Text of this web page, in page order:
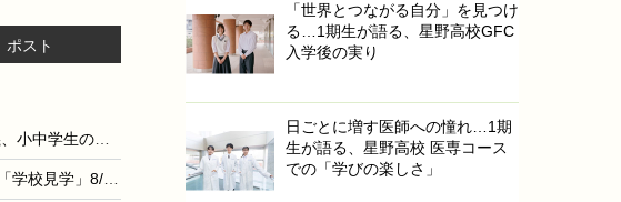
ポスト
【夏休み2026】村山斉氏が公開講義、小中学生のための大学講義スクール9月開校
【中学受験】今週末行ける中高一貫「学校見学」8/1-2…佼成学園、日大豊山など10校
「世界とつながる自分」を見つけ
る…1期生が語る、星野高校GFC
入学後の実り
日ごとに増す医師への憧れ…1期
生が語る、星野高校 医専コース
での「学びの楽しさ」